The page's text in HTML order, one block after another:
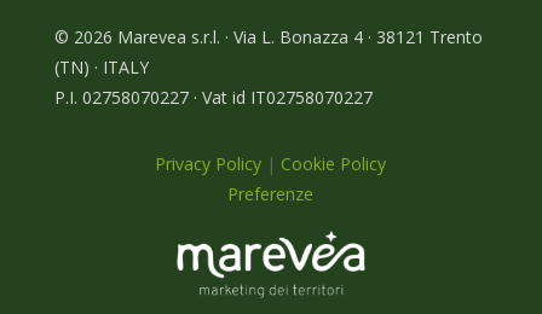
© 2026 Marevea s.r.l. · Via L. Bonazza 4 · 38121 Trento
(TN) · ITALY
P.I. 02758070227 · Vat id IT02758070227
Privacy Policy | Cookie Policy
Preferenze